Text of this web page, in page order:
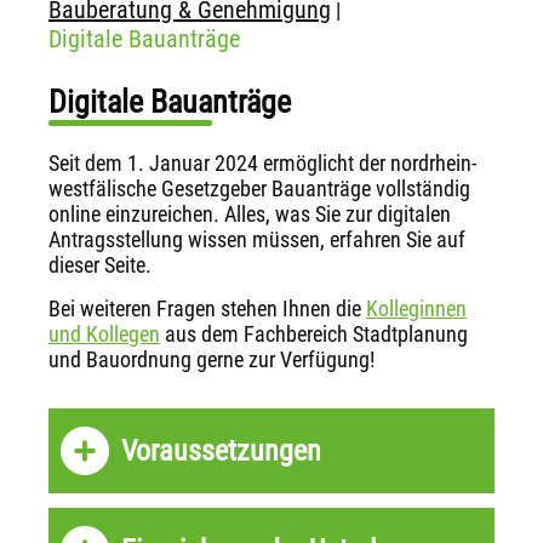
Bauberatung & Genehmigung |
Digitale Bauanträge
Digitale Bauanträge
Seit dem 1. Januar 2024 ermöglicht der nordrhein-
westfälische Gesetzgeber Bauanträge vollständig
online einzureichen. Alles, was Sie zur digitalen
Antragsstellung wissen müssen, erfahren Sie auf
dieser Seite.
Bei weiteren Fragen stehen Ihnen die Kolleginnen
und Kollegen aus dem Fachbereich Stadtplanung
und Bauordnung gerne zur Verfügung!
Voraussetzungen